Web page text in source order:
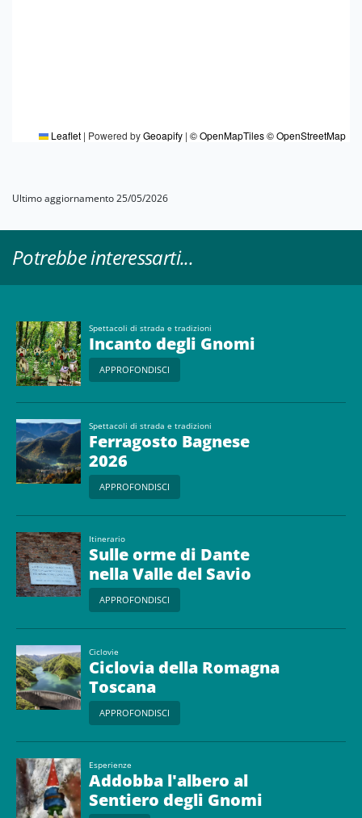
Leaflet | Powered byGeoapify | © OpenMapTiles© OpenStreetMap
Ultimo aggiornamento 25/05/2026
Potrebbe interessarti...
Spettacoli di strada e tradizioni
Incanto degli Gnomi
APPROFONDISCI
Spettacoli di strada e tradizioni
Ferragosto Bagnese
2026
APPROFONDISCI
Itinerario
Sulle orme di Dante
nella Valle del Savio
APPROFONDISCI
Ciclovie
Ciclovia della Romagna
Toscana
APPROFONDISCI
Esperienze
Addobba l'albero al
Sentiero degli Gnomi